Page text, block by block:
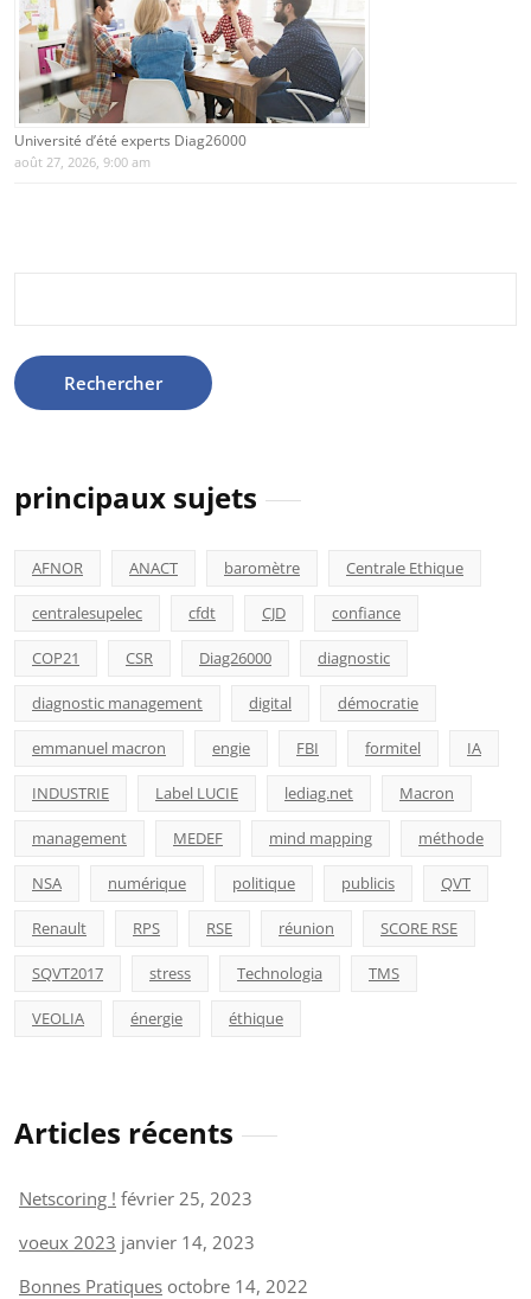
Université d’été experts Diag26000
août 27, 2026, 9:00 am
principaux sujets
AFNOR ANACT baromètre Centrale Ethique
centralesupelec cfdt CJD confiance
COP21 CSR Diag26000 diagnostic
diagnostic management digital démocratie
emmanuel macron engie FBI formitel IA
INDUSTRIE Label LUCIE lediag.net Macron
management MEDEF mind mapping méthode
NSA numérique politique publicis QVT
Renault RPS RSE réunion SCORE RSE
SQVT2017 stress Technologia TMS
VEOLIA énergie éthique
Articles récents
Netscoring ! février 25, 2023
voeux 2023 janvier 14, 2023
Bonnes Pratiques octobre 14, 2022